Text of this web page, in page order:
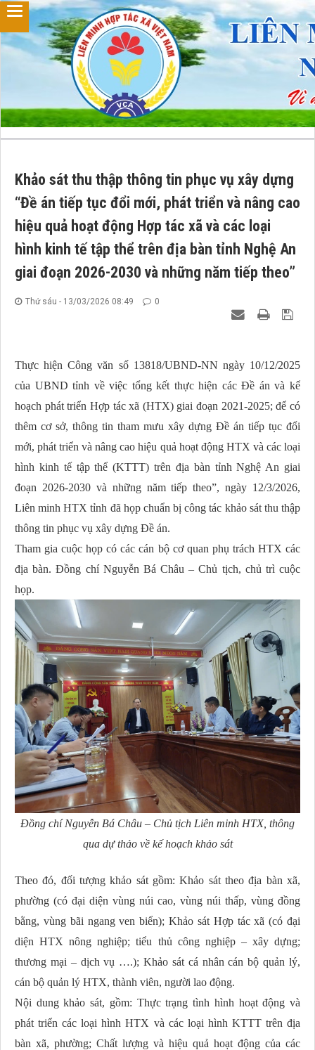
Khảo sát thu thập thông tin phục vụ xây dựng
“Đề án tiếp tục đổi mới, phát triển và nâng cao
hiệu quả hoạt động Hợp tác xã và các loại
hình kinh tế tập thể trên địa bàn tỉnh Nghệ An
giai đoạn 2026-2030 và những năm tiếp theo”
Thứ sáu - 13/03/2026 08:49 0
Thực hiện Công văn số 13818/UBND-NN ngày 10/12/2025
của UBND tỉnh về việc tổng kết thực hiện các Đề án và kế
hoạch phát triển Hợp tác xã (HTX) giai đoạn 2021-2025; để có
thêm cơ sở, thông tin tham mưu xây dựng Đề án tiếp tục đổi
mới, phát triển và nâng cao hiệu quả hoạt động HTX và các loại
hình kinh tế tập thể (KTTT) trên địa bàn tỉnh Nghệ An giai
đoạn 2026-2030 và những năm tiếp theo”, ngày 12/3/2026,
Liên minh HTX tỉnh đã họp chuẩn bị công tác khảo sát thu thập
thông tin phục vụ xây dựng Đề án.
Tham gia cuộc họp có các cán bộ cơ quan phụ trách HTX các
địa bàn. Đồng chí Nguyễn Bá Châu – Chủ tịch, chủ trì cuộc
họp.
Đồng chí Nguyễn Bá Châu – Chủ tịch Liên minh HTX, thông
qua dự thảo về kế hoạch khảo sát
Theo đó, đối tượng khảo sát gồm: Khảo sát theo địa bàn xã,
phường (có đại diện vùng núi cao, vùng núi thấp, vùng đồng
bằng, vùng bãi ngang ven biển); Khảo sát Hợp tác xã (có đại
diện HTX nông nghiệp; tiểu thủ công nghiệp – xây dựng;
thương mại – dịch vụ ….); Khảo sát cá nhân cán bộ quản lý,
cán bộ quản lý HTX, thành viên, người lao động.
Nội dung khảo sát, gồm: Thực trạng tình hình hoạt động và
phát triển các loại hình HTX và các loại hình KTTT trên địa
bàn xã, phường; Chất lượng và hiệu quả hoạt động của các